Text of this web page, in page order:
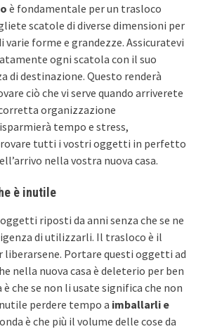
è fondamentale per un trasloco
scatole di diverse dimensioni per
forme e grandezze. Assicuratevi
ogni scatola con il suo
di destinazione. Questo renderà
ciò che vi serve quando arriverete
organizzazione
tempo e stress,
tutti i vostri oggetti in perfetto
nella vostra nuova casa.
è inutile
riposti da anni senza che se ne
di utilizzarli. Il trasloco è il
Portare questi oggetti ad
nella nuova casa è deleterio per ben
che se non li usate significa che non
perdere tempo a imballarli e
è che più il volume delle cose da